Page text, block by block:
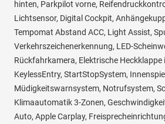
hinten, Parkpilot vorne,
Lichtsensor, Digital Cockpit,
Tempomat Abstand ACC, Light Assist,
Verkehrszeichenerkennung, LED-
Rückfahrkamera, Elektrische Heckklappe
KeylessEntry, StartStopSystem,
Müdigkeitswarnsystem, Notrufsystem,
Klimaautomatik 3-Zonen,
Auto, Apple Carplay,